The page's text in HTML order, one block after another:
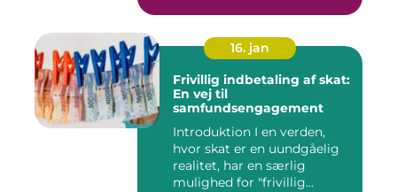
16. jan
Frivillig indbetaling af skat:
En vej til
samfundsengagement
Introduktion I en verden,
hvor skat er en uundgåelig
realitet, har en særlig
mulighed for "frivillig...